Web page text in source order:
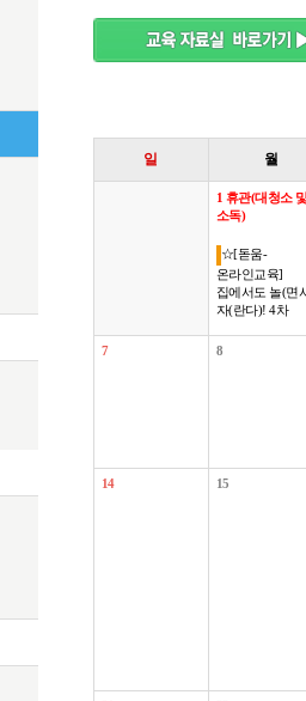
일 월
1 휴관(대청소
소독)
☆[돋움-
온라인교육]
집에서도 놀(면
자(란다)! 4차
7 8
14 15